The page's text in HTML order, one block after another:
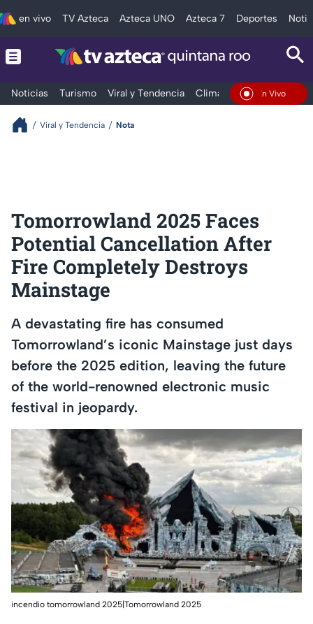
en vivo TV Azteca Azteca UNO Azteca 7 Deportes
Noticias Turismo Viral y Tendencia Clima Tráfico
En Vivo
Viral y Tendencia Nota
Tomorrowland 2025 Faces
Potential Cancellation After
Fire Completely Destroys
Mainstage
A devastating fire has consumed
Tomorrowland’s iconic Mainstage just days
before the 2025 edition, leaving the future
of the world-renowned electronic music
festival in jeopardy.
incendio tomorrowland 2025|Tomorrowland 2025